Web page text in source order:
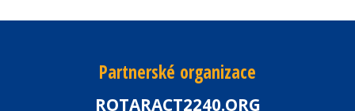
Partnerské organizace
ROTARACT2240.ORG